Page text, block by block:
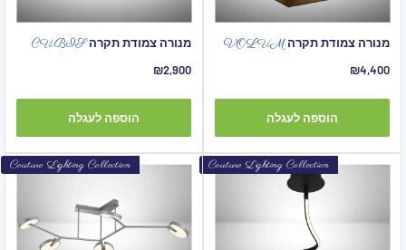
מנורה צמודת תקרהVOLUM
מחיר
₪4,400
הוספה לעגלה
מנורה צמודת תקרהCUBIS
מחיר
₪2,900
הוספה לעגלה
Couture Lighting Collection
Couture Lighting Collection